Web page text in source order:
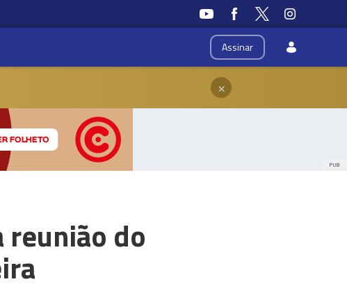
Assinar
×
PUB
reunião do